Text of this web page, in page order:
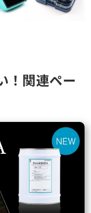
！関連ペー